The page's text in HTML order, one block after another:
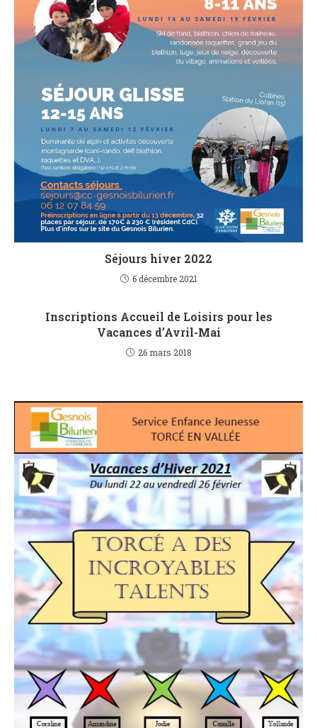
Séjours hiver 2022
6 décembre 2021
Inscriptions Accueil de Loisirs pour les
Vacances d’Avril-Mai
26 mars 2018